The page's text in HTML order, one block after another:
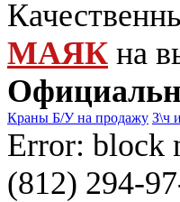
МАЯК на
Краны Б/У на продажу З\ч
Error: block
(812) 294-